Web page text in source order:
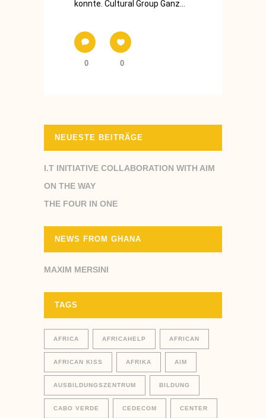
konnte. Cultural Group Ganz...
0 0
NEUESTE BEITRÄGE
I.T INITIATIVE COLLABORATION WITH AIM
ON THE WAY
THE FOUR IN ONE
NEWS FROM GHANA
MAXIM MERSINI
TAGS
AFRICA AFRICAHELP AFRICAN
AFRICAN KISS AFRIKA AIM
AUSBILDUNGSZENTRUM BILDUNG
CABO VERDE CEDECOM CENTER